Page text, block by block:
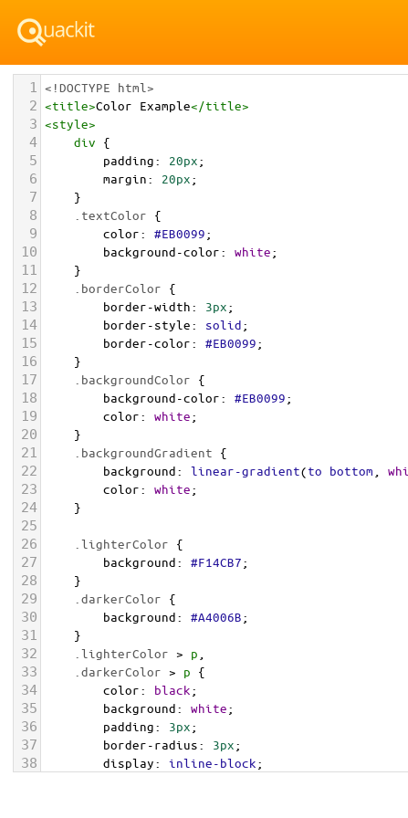
1 <!DOCTYPE html>
2 <title>Color Example</title>
3 <style>
4 div {
5 padding: 20px;
6 margin: 20px;
7 }
8 .textColor {
9 color: #EB0099;
10 background-color: white;
11 }
12 .borderColor {
13 border-width: 3px;
14 border-style: solid;
15 border-color: #EB0099;
16 }
17 .backgroundColor {
18 background-color: #EB0099;
19 color: white;
20 }
21 .backgroundGradient {
22 background: linear-gradient(to bottom
23 color: white;
24 }
25
26
.lighterColor {
27 background: #F14CB7;
28 }
29 .darkerColor {
30 background: #A4006B;
31 }
32 .lighterColor > p
33 .darkerColor > p {
34 color: black;
35 background: white;
36 padding: 3px;
37 border-radius: 3px;
38 display: inline-block;